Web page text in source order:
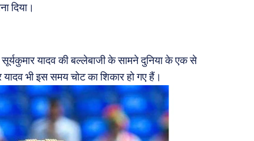
दिया।
यादव की बल्लेबाजी के सामने दुनिया के एक से
भी इस समय चोट का शिकार हो गए हैं।